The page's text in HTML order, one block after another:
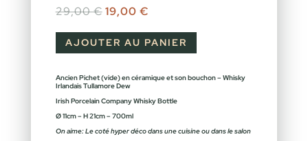
29,00€ Le prix initial était : 29,00 €.
19,00 €
AJOUTER AU PANIER
Ancien Pichet (vide) en céramique et son bouchon – Whisky
Irlandais Tullamore Dew
Irish Porcelain Company Whisky Bottle
Ø 11cm – H 21cm – 700ml
On aime: Le coté hyper déco dans une cuisine ou dans le salon